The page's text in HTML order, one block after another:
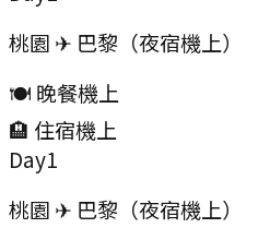
桃園 ✈ 巴黎（夜宿機上）
🍽️ 晚餐機上
🏨 住宿機上
Day1
桃園 ✈ 巴黎（夜宿機上）